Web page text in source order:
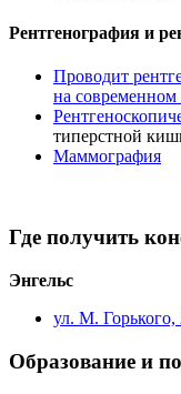
Рентгенография и
Проводит
на
типерстной
Маммография
Где получить
Энгельс
ул. М. Горького,
Образование и